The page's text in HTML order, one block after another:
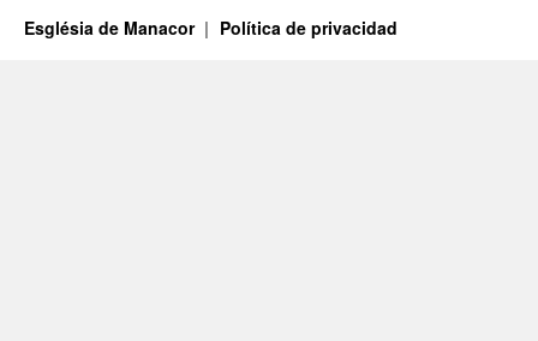
Església de Manacor Política de privacidad